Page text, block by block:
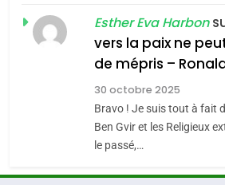
Accords
l’alliance
s’étendre
ISRAÉL JUDAISME
2025,
meurtrière
Esther Eva Harbon
vers la paix ne
de mépris –
30 octobre 2025
Bravo ! Je suis tout à fait
Ben Gvir et les Religieux
le passé,…
JUDAISME
Maroc : Les
Tafraout, le
Azilal
du terroir
DAFINA MAROC